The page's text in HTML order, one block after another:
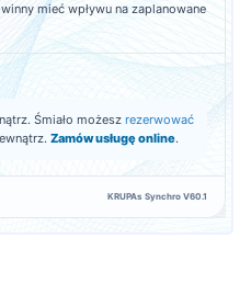
mieć wpływu na zaplanowane
Śmiało możesz rezerwować
Zamów usługę online.
KRUPAs Synchro V60.1